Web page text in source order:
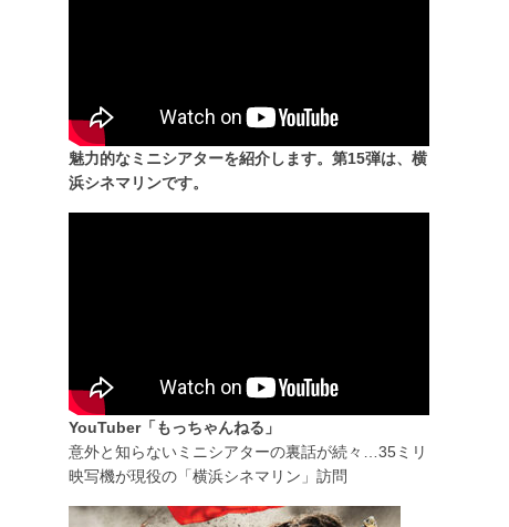
魅力的なミニシアターを紹介します。第15弾は、横
浜シネマリンです。
YouTuber「もっちゃんねる」
意外と知らないミニシアターの裏話が続々…35ミリ
映写機が現役の「横浜シネマリン」訪問